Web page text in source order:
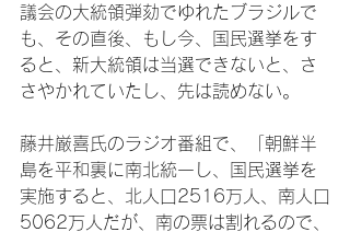
議会の大統領弾劾でゆれたブラジルで
も、その直後、もし今、国民選挙をす
ると、新大統領は当選できないと、さ
さやかれていたし、先は読めない。
藤井厳喜氏のラジオ番組で、「朝鮮半
島を平和裏に南北統一し、国民選挙を
実施すると、北人口2516万人、南人口
5062万人だが、南の票は割れるので、